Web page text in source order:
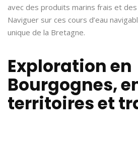
avec des produits marins frais et
Naviguer sur ces cours d’eau
unique de la Bretagne.
Exploration en
Bourgognes,
territoires et